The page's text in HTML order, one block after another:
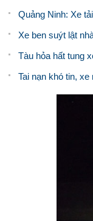
Quảng Ninh: Xe
Xe ben suýt lật
Tàu hỏa hất tung
Tai nạn khó tin,